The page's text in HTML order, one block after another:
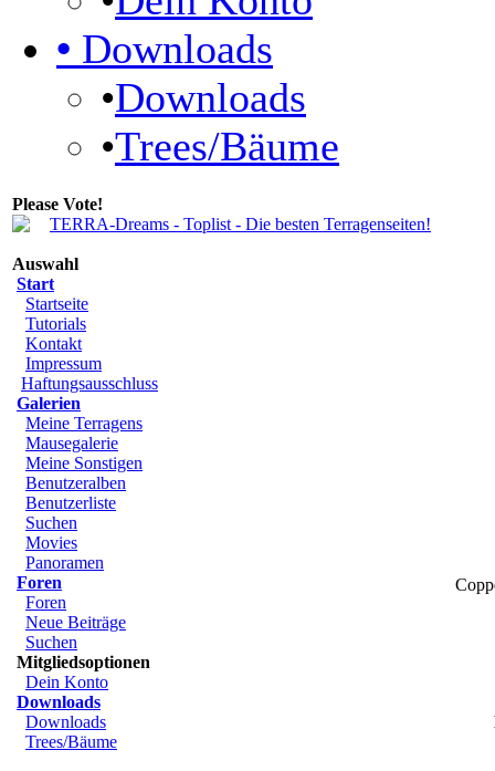
• Downloads
•Downloads
•Trees/Bäume
Please Vote!
Auswahl
Start
Startseite
Tutorials
Kontakt
Impressum
Haftungsausschluss
Galerien
Meine Terragens
Mausegalerie
Meine Sonstigen
Benutzeralben
Benutzerliste
Suchen
Movies
Panoramen
Foren
Foren
Neue Beiträge
Suchen
Mitgliedsoptionen
Dein Konto
Downloads
Downloads
Trees/Bäume